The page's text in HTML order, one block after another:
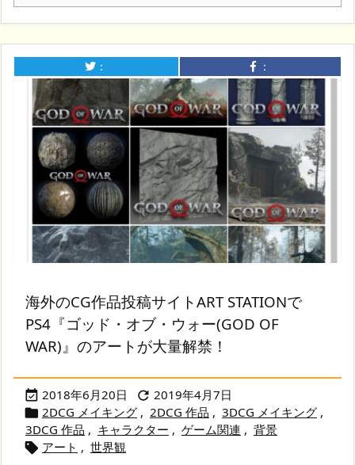
： ：
海外のCG作品投稿サイトART STATIONで
PS4『ゴッド・オブ・ウォー(GOD OF
WAR)』のアートが大量解禁！
 2018年6月20日  2019年4月7日
 2DCG メイキング , 2DCG 作品 , 3DCG メイキング ,
3DCG 作品 , キャラクター , ゲーム関連 , 背景
 アート , 世界観